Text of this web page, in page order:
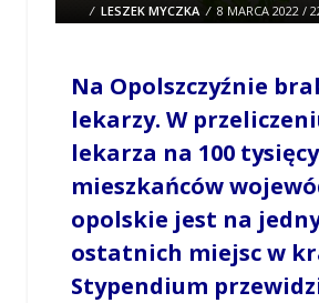
/ LESZEK MYCZKA / 8 MARCA 2022 /
COMMENTS
Na Opolszczyźnie
lekarzy. W
lekarza na 100 tysięcy
mieszkańców
opolskie jest na
ostatnich miejsc w
Stypendium